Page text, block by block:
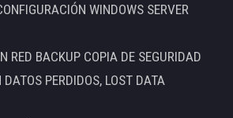
WINDOWS SERVER
RED BACKUP COPIA DE SEGURIDAD
DATOS PERDIDOS, LOST DATA